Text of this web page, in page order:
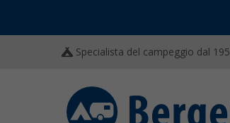
Specialista del campeggio dal